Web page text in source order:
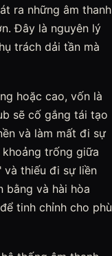
ra những âm thanh
Đây là nguyên lý
trách dải tần mà
hoặc cao, vốn là
sẽ cố gắng tái tạo
và làm mất đi sự
trống giữa
và thiếu đi sự liền
bằng và hài hòa
tinh chỉnh cho phù